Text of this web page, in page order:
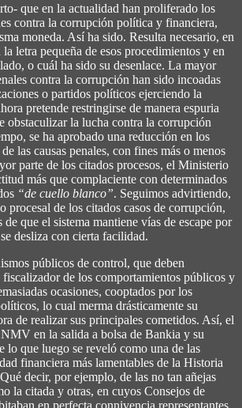
que en la actualidad han proliferado los
contra la corrupción política y financiera,
moneda. Así ha sido. Resulta necesario, en
letra pequeña de esos procedimientos y en
o cuál ha sido su desenlace. La mayor
contra la corrupción han sido incoadas
o partidos políticos ejerciendo la
pretende restringirse de manera espuria
obstaculizar la lucha contra la corrupción
se ha aprobado una reducción en los
las causas penales, con fines más o menos
parte de los citados procesos, el Ministerio
más que complaciente con determinados
“de cuello blanco”. Seguimos advirtiendo,
procesal de los citados casos de corrupción,
que el sistema mantiene vías de escape por
desliza con cierta facilidad.
públicos de control, que deben
fiscalizador de los comportamientos públicos y
ocasiones, cooptados por los
lo cual merma drásticamente su
de realizar sus principales cometidos. Así, el
en la salida a bolsa de Bankia y su
lo que luego se reveló como una de las
financiera más lamentables de la Historia
decir, por ejemplo, de las no tan añejas
la citada y otras, en cuyos Consejos de
en perfecta connivencia representantes